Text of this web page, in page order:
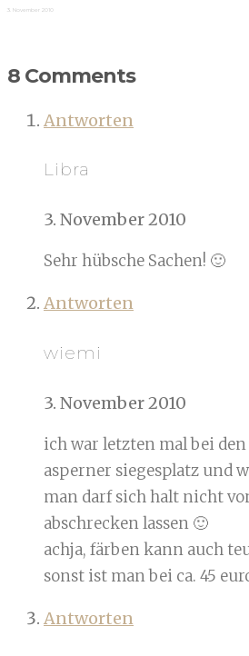
3. November 2010
8 Comments
Antworten
Libra
3. November 2010
Sehr hübsche Sachen! 🙂
Antworten
wiemi
3. November 2010
ich war letzten mal bei
asperner siegesplatz und
man darf sich halt nicht
abschrecken lassen 🙂
achja, färben kann auch
sonst ist man bei ca. 45
Antworten